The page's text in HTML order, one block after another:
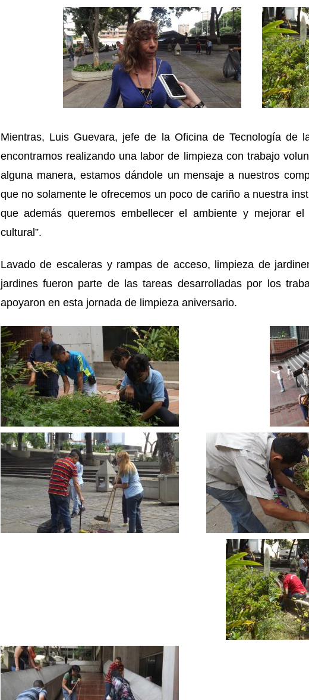
Mientras, Luis Guevara, jefe de la Oficina de Tecnología de
encontramos realizando una labor de limpieza con trabajo
alguna manera, estamos dándole un mensaje a nuestros
que no solamente le ofrecemos un poco de cariño a nuestra
que además queremos embellecer el ambiente y mejorar
cultural”.
Lavado de escaleras y rampas de acceso, limpieza de
jardines fueron parte de las tareas desarrolladas por los
apoyaron en esta jornada de limpieza aniversario.